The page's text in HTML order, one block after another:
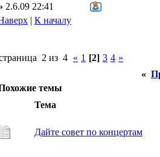
2.6.09 22:41
| К началу
2 из 4 « 1 [2] 3 4 »
«
темы
Тема
Дайте совет по концертам